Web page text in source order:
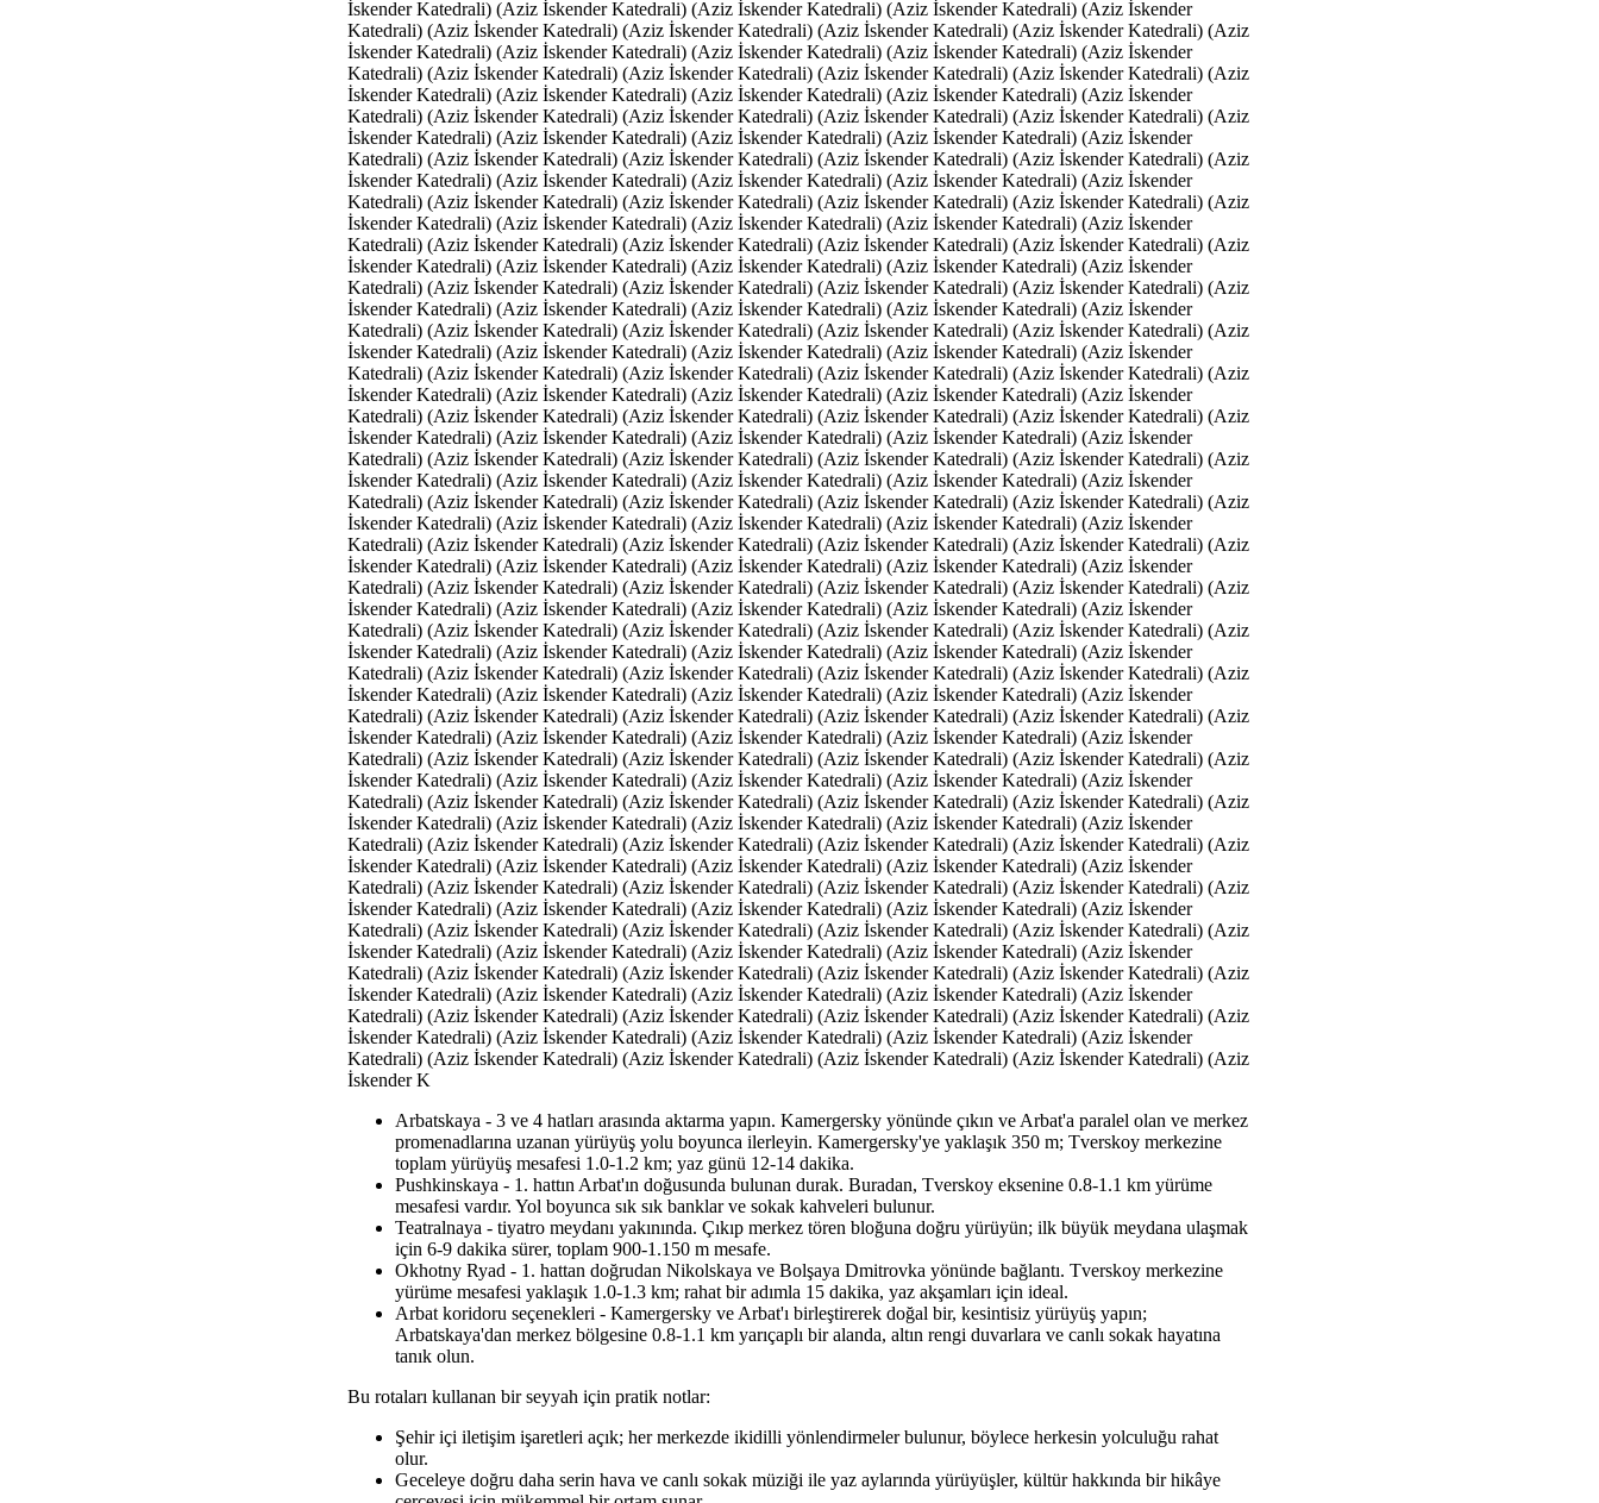
İskender Katedrali) (Aziz İskender Katedrali) (Aziz İskender Katedrali) (Aziz İskender Katedrali) (Aziz İskender
Katedrali) (Aziz İskender Katedrali) (Aziz İskender Katedrali) (Aziz İskender Katedrali) (Aziz İskender Katedrali) (Aziz
İskender Katedrali) (Aziz İskender Katedrali) (Aziz İskender Katedrali) (Aziz İskender Katedrali) (Aziz İskender
Katedrali) (Aziz İskender Katedrali) (Aziz İskender Katedrali) (Aziz İskender Katedrali) (Aziz İskender Katedrali) (Aziz
İskender Katedrali) (Aziz İskender Katedrali) (Aziz İskender Katedrali) (Aziz İskender Katedrali) (Aziz İskender
Katedrali) (Aziz İskender Katedrali) (Aziz İskender Katedrali) (Aziz İskender Katedrali) (Aziz İskender Katedrali) (Aziz
İskender Katedrali) (Aziz İskender Katedrali) (Aziz İskender Katedrali) (Aziz İskender Katedrali) (Aziz İskender
Katedrali) (Aziz İskender Katedrali) (Aziz İskender Katedrali) (Aziz İskender Katedrali) (Aziz İskender Katedrali) (Aziz
İskender Katedrali) (Aziz İskender Katedrali) (Aziz İskender Katedrali) (Aziz İskender Katedrali) (Aziz İskender
Katedrali) (Aziz İskender Katedrali) (Aziz İskender Katedrali) (Aziz İskender Katedrali) (Aziz İskender Katedrali) (Aziz
İskender Katedrali) (Aziz İskender Katedrali) (Aziz İskender Katedrali) (Aziz İskender Katedrali) (Aziz İskender
Katedrali) (Aziz İskender Katedrali) (Aziz İskender Katedrali) (Aziz İskender Katedrali) (Aziz İskender Katedrali) (Aziz
İskender Katedrali) (Aziz İskender Katedrali) (Aziz İskender Katedrali) (Aziz İskender Katedrali) (Aziz İskender
Katedrali) (Aziz İskender Katedrali) (Aziz İskender Katedrali) (Aziz İskender Katedrali) (Aziz İskender Katedrali) (Aziz
İskender Katedrali) (Aziz İskender Katedrali) (Aziz İskender Katedrali) (Aziz İskender Katedrali) (Aziz İskender
Katedrali) (Aziz İskender Katedrali) (Aziz İskender Katedrali) (Aziz İskender Katedrali) (Aziz İskender Katedrali) (Aziz
İskender Katedrali) (Aziz İskender Katedrali) (Aziz İskender Katedrali) (Aziz İskender Katedrali) (Aziz İskender
Katedrali) (Aziz İskender Katedrali) (Aziz İskender Katedrali) (Aziz İskender Katedrali) (Aziz İskender Katedrali) (Aziz
İskender Katedrali) (Aziz İskender Katedrali) (Aziz İskender Katedrali) (Aziz İskender Katedrali) (Aziz İskender
Katedrali) (Aziz İskender Katedrali) (Aziz İskender Katedrali) (Aziz İskender Katedrali) (Aziz İskender Katedrali) (Aziz
İskender Katedrali) (Aziz İskender Katedrali) (Aziz İskender Katedrali) (Aziz İskender Katedrali) (Aziz İskender
Katedrali) (Aziz İskender Katedrali) (Aziz İskender Katedrali) (Aziz İskender Katedrali) (Aziz İskender Katedrali) (Aziz
İskender Katedrali) (Aziz İskender Katedrali) (Aziz İskender Katedrali) (Aziz İskender Katedrali) (Aziz İskender
Katedrali) (Aziz İskender Katedrali) (Aziz İskender Katedrali) (Aziz İskender Katedrali) (Aziz İskender Katedrali) (Aziz
İskender Katedrali) (Aziz İskender Katedrali) (Aziz İskender Katedrali) (Aziz İskender Katedrali) (Aziz İskender
Katedrali) (Aziz İskender Katedrali) (Aziz İskender Katedrali) (Aziz İskender Katedrali) (Aziz İskender Katedrali) (Aziz
İskender Katedrali) (Aziz İskender Katedrali) (Aziz İskender Katedrali) (Aziz İskender Katedrali) (Aziz İskender
Katedrali) (Aziz İskender Katedrali) (Aziz İskender Katedrali) (Aziz İskender Katedrali) (Aziz İskender Katedrali) (Aziz
İskender Katedrali) (Aziz İskender Katedrali) (Aziz İskender Katedrali) (Aziz İskender Katedrali) (Aziz İskender
Katedrali) (Aziz İskender Katedrali) (Aziz İskender Katedrali) (Aziz İskender Katedrali) (Aziz İskender Katedrali) (Aziz
İskender Katedrali) (Aziz İskender Katedrali) (Aziz İskender Katedrali) (Aziz İskender Katedrali) (Aziz İskender
Katedrali) (Aziz İskender Katedrali) (Aziz İskender Katedrali) (Aziz İskender Katedrali) (Aziz İskender Katedrali) (Aziz
İskender Katedrali) (Aziz İskender Katedrali) (Aziz İskender Katedrali) (Aziz İskender Katedrali) (Aziz İskender
Katedrali) (Aziz İskender Katedrali) (Aziz İskender Katedrali) (Aziz İskender Katedrali) (Aziz İskender Katedrali) (Aziz
İskender Katedrali) (Aziz İskender Katedrali) (Aziz İskender Katedrali) (Aziz İskender Katedrali) (Aziz İskender
Katedrali) (Aziz İskender Katedrali) (Aziz İskender Katedrali) (Aziz İskender Katedrali) (Aziz İskender Katedrali) (Aziz
İskender Katedrali) (Aziz İskender Katedrali) (Aziz İskender Katedrali) (Aziz İskender Katedrali) (Aziz İskender
Katedrali) (Aziz İskender Katedrali) (Aziz İskender Katedrali) (Aziz İskender Katedrali) (Aziz İskender Katedrali) (Aziz
İskender Katedrali) (Aziz İskender Katedrali) (Aziz İskender Katedrali) (Aziz İskender Katedrali) (Aziz İskender
Katedrali) (Aziz İskender Katedrali) (Aziz İskender Katedrali) (Aziz İskender Katedrali) (Aziz İskender Katedrali) (Aziz
İskender Katedrali) (Aziz İskender Katedrali) (Aziz İskender Katedrali) (Aziz İskender Katedrali) (Aziz İskender
Katedrali) (Aziz İskender Katedrali) (Aziz İskender Katedrali) (Aziz İskender Katedrali) (Aziz İskender Katedrali) (Aziz
İskender Katedrali) (Aziz İskender Katedrali) (Aziz İskender Katedrali) (Aziz İskender Katedrali) (Aziz İskender
Katedrali) (Aziz İskender Katedrali) (Aziz İskender Katedrali) (Aziz İskender Katedrali) (Aziz İskender Katedrali) (Aziz
İskender Katedrali) (Aziz İskender Katedrali) (Aziz İskender Katedrali) (Aziz İskender Katedrali) (Aziz İskender
Katedrali) (Aziz İskender Katedrali) (Aziz İskender Katedrali) (Aziz İskender Katedrali) (Aziz İskender Katedrali) (Aziz
İskender Katedrali) (Aziz İskender Katedrali) (Aziz İskender Katedrali) (Aziz İskender Katedrali) (Aziz İskender
Katedrali) (Aziz İskender Katedrali) (Aziz İskender Katedrali) (Aziz İskender Katedrali) (Aziz İskender Katedrali) (Aziz
İskender Katedrali) (Aziz İskender Katedrali) (Aziz İskender Katedrali) (Aziz İskender Katedrali) (Aziz İskender
Katedrali) (Aziz İskender Katedrali) (Aziz İskender Katedrali) (Aziz İskender Katedrali) (Aziz İskender Katedrali) (Aziz
İskender K
Arbatskaya - 3 ve 4 hatları arasında aktarma yapın. Kamergersky yönünde çıkın ve Arbat'a paralel olan ve merkez
promenadlarına uzanan yürüyüş yolu boyunca ilerleyin. Kamergersky'ye yaklaşık 350 m; Tverskoy merkezine
toplam yürüyüş mesafesi 1.0-1.2 km; yaz günü 12-14 dakika.
Pushkinskaya - 1. hattın Arbat'ın doğusunda bulunan durak. Buradan, Tverskoy eksenine 0.8-1.1 km yürüme
mesafesi vardır. Yol boyunca sık sık banklar ve sokak kahveleri bulunur.
Teatralnaya - tiyatro meydanı yakınında. Çıkıp merkez tören bloğuna doğru yürüyün; ilk büyük meydana ulaşmak
için 6-9 dakika sürer, toplam 900-1.150 m mesafe.
Okhotny Ryad - 1. hattan doğrudan Nikolskaya ve Bolşaya Dmitrovka yönünde bağlantı. Tverskoy merkezine
yürüme mesafesi yaklaşık 1.0-1.3 km; rahat bir adımla 15 dakika, yaz akşamları için ideal.
Arbat koridoru seçenekleri - Kamergersky ve Arbat'ı birleştirerek doğal bir, kesintisiz yürüyüş yapın;
Arbatskaya'dan merkez bölgesine 0.8-1.1 km yarıçaplı bir alanda, altın rengi duvarlara ve canlı sokak hayatına
tanık olun.
Bu rotaları kullanan bir seyyah için pratik notlar:
Şehir içi iletişim işaretleri açık; her merkezde ikidilli yönlendirmeler bulunur, böylece herkesin yolculuğu rahat
olur.
Geceleye doğru daha serin hava ve canlı sokak müziği ile yaz aylarında yürüyüşler, kültür hakkında bir hikâye